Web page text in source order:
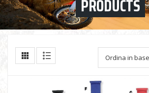
PRODUCTS